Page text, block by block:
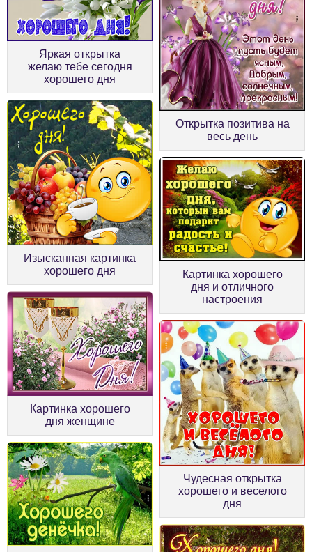
Яркая открытка
желаю тебе сегодня
хорошего дня
Открытка позитива на
весь день
Изысканная картинка
хорошего дня
Картинка хорошего
дня и отличного
настроения
Картинка хорошего
дня женщине
Чудесная открытка
хорошего и веселого
дня